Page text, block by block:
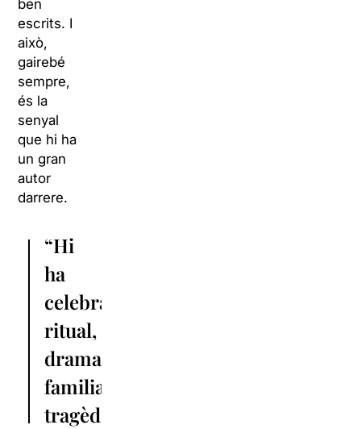
ben
escrits. I
això,
gairebé
sempre,
és la
senyal
que hi ha
un gran
autor
darrere.
“Hi
ha
celebració,
ritual,
drama
familiar,
tragèdia…